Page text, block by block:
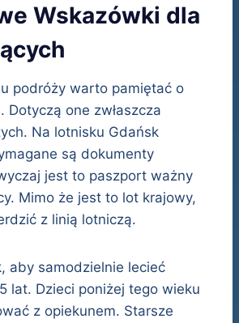
Wskazówki dla
podróży warto pamiętać o
Dotyczą one zwłaszcza
Na lotnisku Gdańsk
są dokumenty
jest to paszport ważny
Mimo że jest to lot krajowy,
z linią lotniczą.
aby samodzielnie lecieć
lat. Dzieci poniżej tego wieku
z opiekunem. Starsze